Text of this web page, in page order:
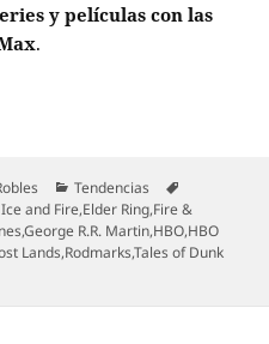
y películas con las
.
saga de “Game of Thrones”
Categorías
Tendencias
and Fire,Elder Ring,Fire &
,George R.R. Martin,HBO,HBO
Lands,Rodmarks,Tales of Dunk